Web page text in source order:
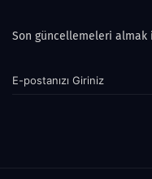
Son güncellemeleri